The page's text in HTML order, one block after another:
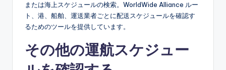
または海上スケジュールの検索。WorldWide Alliance ルー
ト、港、船舶、運送業者ごとに配送スケジュールを確認す
るためのツールを提供しています。
その他の運航スケジュー